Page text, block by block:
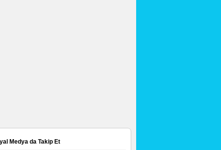
Medya da Takip Et